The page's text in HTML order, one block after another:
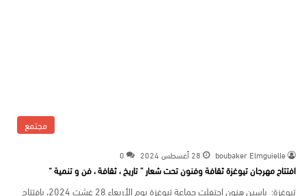
مجتمع
boubaker Elmguielle 28 أغسطس 2024 0
افتتاح مهرجان تيوغزة ثقافة وفنون تحت شعار ” تاريخ ، ثقافة ، فن و تنمية “
تيوغزة: ياسين هنون احتفلت جماعة تيوغزة يوم الأربعاء 28 غشت 2024، بافتتاح